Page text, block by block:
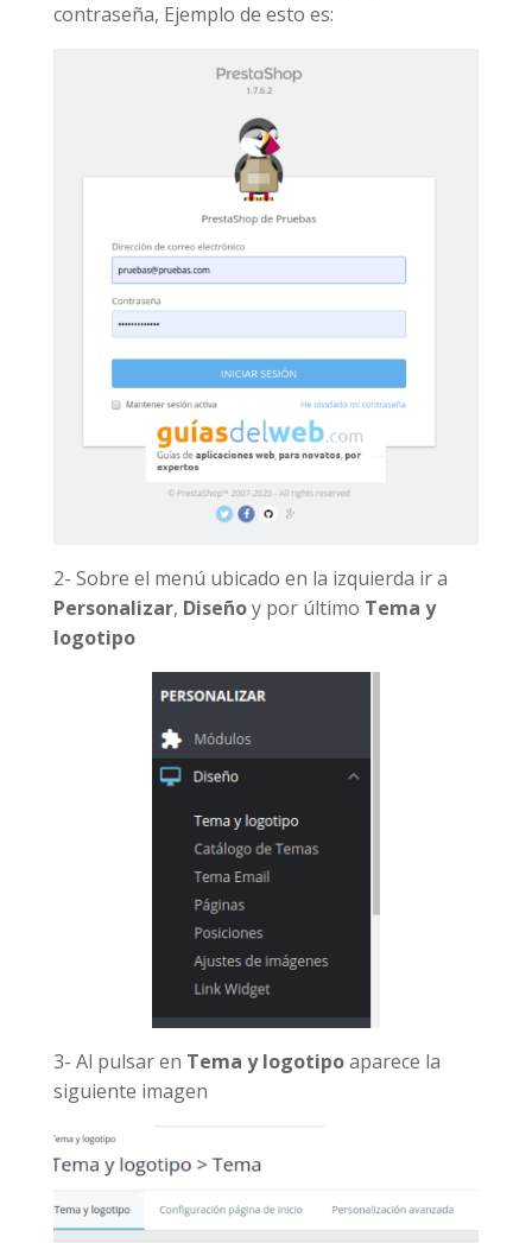
contraseña, Ejemplo de esto es:
2- Sobre el menú ubicado en la izquierda ir a
Personalizar, Diseñoy por último Tema y
logotipo
3- Al pulsar en Tema y logotipoaparece la
siguiente imagen